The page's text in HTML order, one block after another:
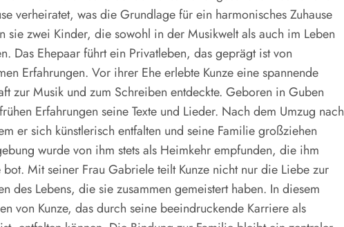
verheiratet, was die Grundlage für ein harmonisches Zuhause
sie zwei Kinder, die sowohl in der Musikwelt als auch im Leben
Das Ehepaar führt ein Privatleben, das geprägt ist von
Erfahrungen. Vor ihrer Ehe erlebte Kunze eine spannende
zur Musik und zum Schreiben entdeckte. Geboren in Guben
Erfahrungen seine Texte und Lieder. Nach dem Umzug nach
er sich künstlerisch entfalten und seine Familie großziehen
wurde von ihm stets als Heimkehr empfunden, die ihm
Mit seiner Frau Gabriele teilt Kunze nicht nur die Liebe zur
des Lebens, die sie zusammen gemeistert haben. In diesem
von Kunze, das durch seine beeindruckende Karriere als